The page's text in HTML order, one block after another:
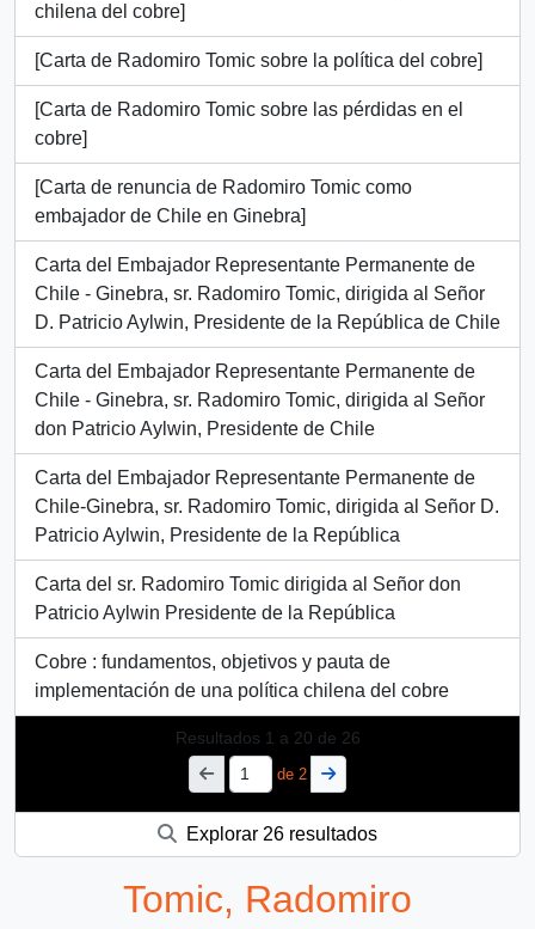
chilena del cobre]
[Carta de Radomiro Tomic sobre la política del cobre]
[Carta de Radomiro Tomic sobre las pérdidas en el
cobre]
[Carta de renuncia de Radomiro Tomic como
embajador de Chile en Ginebra]
Carta del Embajador Representante Permanente de
Chile - Ginebra, sr. Radomiro Tomic, dirigida al Señor
D. Patricio Aylwin, Presidente de la República de Chile
Carta del Embajador Representante Permanente de
Chile - Ginebra, sr. Radomiro Tomic, dirigida al Señor
don Patricio Aylwin, Presidente de Chile
Carta del Embajador Representante Permanente de
Chile-Ginebra, sr. Radomiro Tomic, dirigida al Señor D.
Patricio Aylwin, Presidente de la República
Carta del sr. Radomiro Tomic dirigida al Señor don
Patricio Aylwin Presidente de la República
Cobre : fundamentos, objetivos y pauta de
implementación de una política chilena del cobre
Resultados 1 a 20 de 26
de 2
Explorar 26 resultados
Tomic, Radomiro